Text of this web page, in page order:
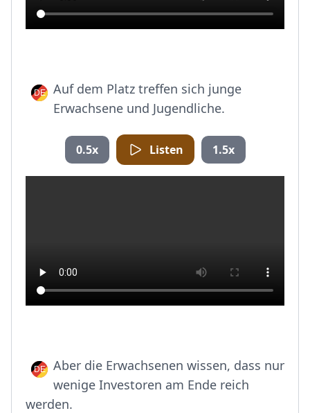
Auf dem Platz treffen sich junge
Erwachsene und Jugendliche.
0.5x Listen 1.5x
Aber die Erwachsenen wissen, dass nur
wenige Investoren am Ende reich
werden.